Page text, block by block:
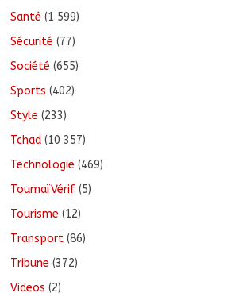
Santé (1 599)
Sécurité (77)
Société (655)
Sports (402)
Style (233)
Tchad (10 357)
Technologie (469)
ToumaïVérif (5)
Tourisme (12)
Transport (86)
Tribune (372)
Videos (2)